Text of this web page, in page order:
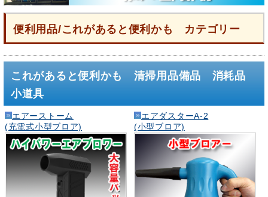
便利用品/これがあると便利かも カテゴリー
これがあると便利かも 清掃用品備品 消耗品
小道具
エアーストーム
(充電式小型ブロア)
エアダスターA-2
(小型ブロア)